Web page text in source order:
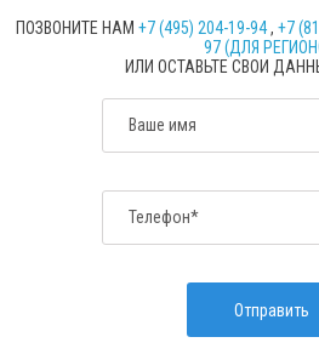
ПОЗВОНИТЕ НАМ +7 (495) 204-19-94, +7
97 (ДЛЯ
ИЛИ ОСТАВЬТЕ СВОИ
Ваше имя
Телефон*
Отправить